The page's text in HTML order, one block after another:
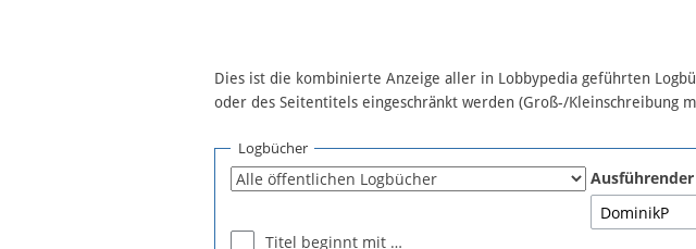
Dies ist die kombinierte Anzeige aller in Lobbypedia geführten
oder des Seitentitels eingeschränkt werden (Groß-/Kleinschreibung
Logbücher
Titel beginnt mit …